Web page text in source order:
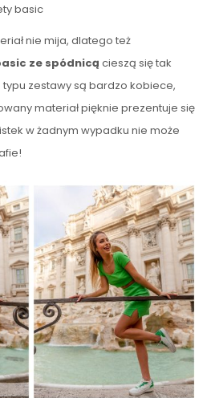
basic
nie mija, dlatego też
ze spódnicą cieszą się tak
zestawy są bardzo kobiece,
materiał pięknie prezentuje się
w żadnym wypadku nie może